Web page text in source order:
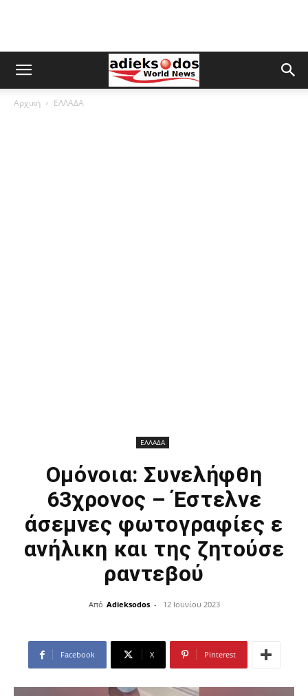
Αρχική ΕΛΛΑΔΑ
ΕΛΛΑΔΑ
Ομόνοια: Συνελήφθη
63χρονος – Έστελνε
άσεμνες φωτογραφίες ε
ανήλικη και της ζητούσε
ραντεβού
Από Adieksodos - 12 Ιουνίου 2023
Facebook X Pinterest